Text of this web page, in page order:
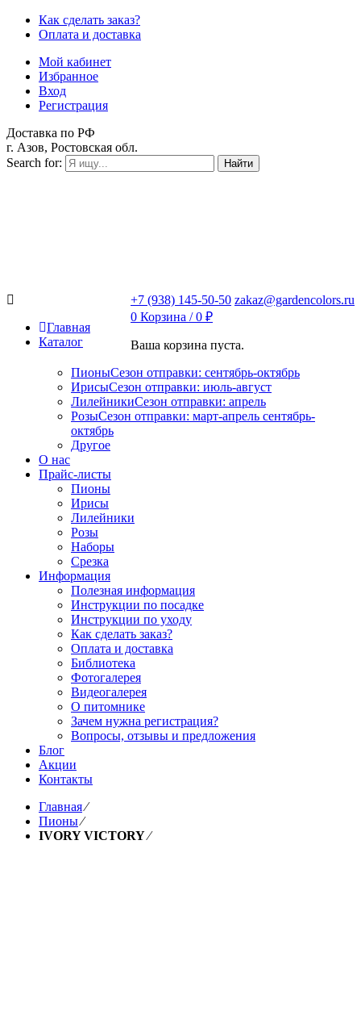
Как сделать заказ?
Оплата и доставка
Мой кабинет
Избранное
Вход
Регистрация
Доставка по РФ
г. Азов, Ростовская обл.
Search for:
Найти
+7 (938) 145-50-50 zakaz@gardencolors.ru
0 Корзина /0 ₽
Ваша корзина пуста.
Главная
Каталог
ПионыСезон отправки: сентябрь-октябрь
ИрисыСезон отправки: июль-август
ЛилейникиСезон отправки: апрель
РозыСезон отправки: март-апрель сентябрь-
октябрь
Другое
О нас
Прайс-листы
Пионы
Ирисы
Лилейники
Розы
Наборы
Срезка
Информация
Полезная информация
Инструкции по посадке
Инструкции по уходу
Как сделать заказ?
Оплата и доставка
Библиотека
Фотогалерея
Видеогалерея
О питомнике
Зачем нужна регистрация?
Вопросы, отзывы и предложения
Блог
Акции
Контакты
Главная⁄
Пионы⁄
IVORY VICTORY⁄